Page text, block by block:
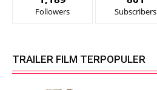
Followers Subscribers
TRAILER FILM TERPOPULER